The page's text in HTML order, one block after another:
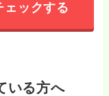
ックする
いる方へ